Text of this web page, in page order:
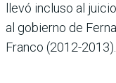
llevó incluso al
al gobierno de
Franco (2012-2013).